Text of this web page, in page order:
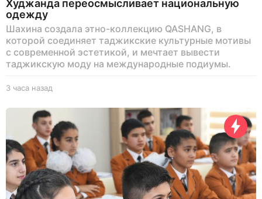
Худжанда переосмысливает национальную
одежду
Шахина создала этно-коллекцию QASHANG, в
которой соединяет таджикские культурные мотивы
с современной эстетикой, и мечтает вывести
таджикскую моду на международные подиумы.
3 часа назад
а
а
н
а
з
а
д